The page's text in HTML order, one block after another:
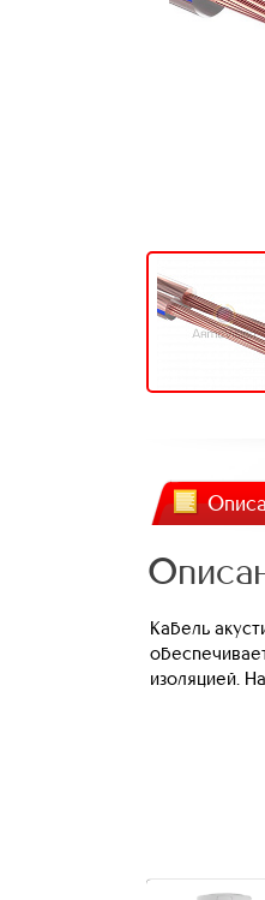
Кабель
изоляцией.